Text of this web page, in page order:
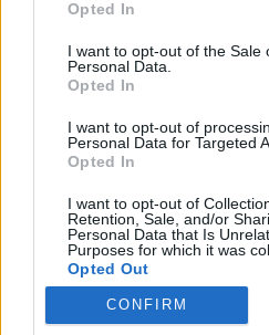
use your data for below
consent section.
Opted In
I want to opt-out of the Sale
Personal Data.
Opted In
I want to opt-out of
Personal Data for Targeted
Opted In
I want to opt-out of
Retention, Sale, and/or
Personal Data that Is
Purposes for which it was
Opted Out
Google consents
CONFIRM
Komoly hibák a
buherator•
Billy Rios és Nathan
teszi egy távoli támadó
felhasználó Picasaba
program által regisztrált
van, a problémát ráadásul…